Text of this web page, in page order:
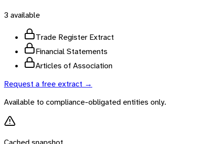
3 available
Trade Register Extract
Financial Statements
Articles of Association
Request a free extract →
Available to compliance-obligated entities only.